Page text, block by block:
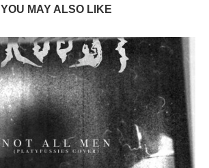
YOU MAY ALSO LIKE